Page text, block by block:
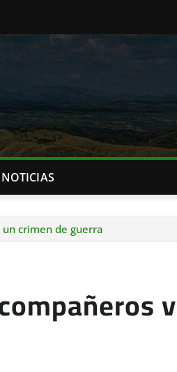
NOTICIAS
crimen de guerra